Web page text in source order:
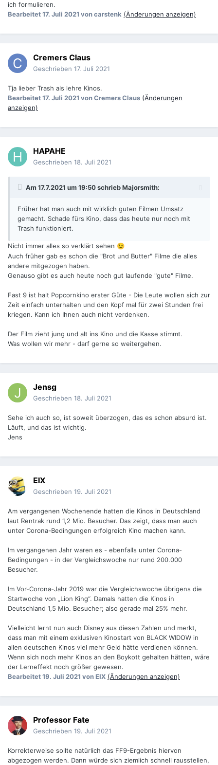
ich formulieren.
Bearbeitet17. Juli 2021 von carstenk (Änderungen anzeigen)
Cremers Claus
Geschrieben 17. Juli 2021
Tja lieber Trash als lehre Kinos.
Bearbeitet17. Juli 2021 von Cremers Claus (Änderungen
anzeigen)
HAPAHE
Geschrieben 18. Juli 2021
Am 17.7.2021 um 19:50 schriebMajorsmith:
Früher hat man auch mit wirklich guten Filmen Umsatz
gemacht. Schade fürs Kino, dass das heute nur noch mit
Trash funktioniert.
Nicht immer alles so verklärt sehen 😉
Auch früher gab es schon die "Brot und Butter" Filme die alles
andere mitgezogen haben.
Genauso gibt es auch heute noch gut laufende "gute" Filme.
Fast 9 ist halt Popcornkino erster Güte - Die Leute wollen sich zur
Zeit einfach unterhalten und den Kopf mal für zwei Stunden frei
kriegen. Kann ich Ihnen auch nicht verdenken.
Der Film zieht jung und alt ins Kino und die Kasse stimmt.
Was wollen wir mehr - darf gerne so weitergehen.
Jensg
Geschrieben 18. Juli 2021
Sehe ich auch so, ist soweit überzogen, das es schon absurd ist.
Läuft, und das ist wichtig.
Jens
EIX
Geschrieben 19. Juli 2021
Am vergangenen Wochenende hatten die Kinos in Deutschland
laut Rentrak rund 1,2 Mio. Besucher. Das zeigt, dass man auch
unter Corona-Bedingungen erfolgreich Kino machen kann.
Im vergangenen Jahr waren es - ebenfalls unter Corona-
Bedingungen - in der Vergleichswoche nur rund 200.000
Besucher.
Im Vor-Corona-Jahr 2019 war die Vergleichswoche übrigens die
Startwoche von „Lion King“. Damals hatten die Kinos in
Deutschland 1,5 Mio. Besucher; also gerade mal 25% mehr.
Vielleicht lernt nun auch Disney aus diesen Zahlen und merkt,
dass man mit einem exklusiven Kinostart von BLACK WIDOW in
allen deutschen Kinos viel mehr Geld hätte verdienen können.
Wenn sich noch mehr Kinos an den Boykott gehalten hätten, wäre
der Lerneffekt noch größer gewesen.
Bearbeitet19. Juli 2021 von EIX (Änderungen anzeigen)
Professor Fate
Geschrieben 19. Juli 2021
Korrekterweise sollte natürlich das FF9-Ergebnis hiervon
abgezogen werden. Dann würde sich ziemlich schnell rausstellen,